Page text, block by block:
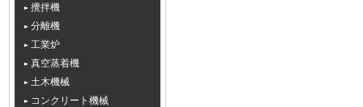
攪拌機
分離機
工業炉
真空蒸着機
土木機械
コンクリート機械